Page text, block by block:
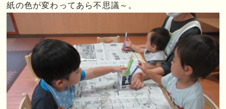
紙の色が変わってあら不思議～。